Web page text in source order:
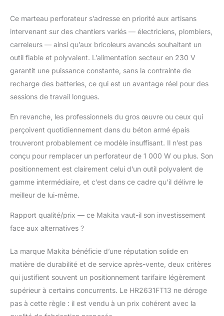
Ce marteau perforateur s’adresse en priorité aux artisans
intervenant sur des chantiers variés — électriciens, plombiers,
carreleurs — ainsi qu’aux bricoleurs avancés souhaitant un
outil fiable et polyvalent. L’alimentation secteur en 230 V
garantit une puissance constante, sans la contrainte de
recharge des batteries, ce qui est un avantage réel pour des
sessions de travail longues.
En revanche, les professionnels du gros œuvre ou ceux qui
perçoivent quotidiennement dans du béton armé épais
trouveront probablement ce modèle insuffisant. Il n’est pas
conçu pour remplacer un perforateur de 1 000 W ou plus. Son
positionnement est clairement celui d’un outil polyvalent de
gamme intermédiaire, et c’est dans ce cadre qu’il délivre le
meilleur de lui-même.
Rapport qualité/prix — ce Makita vaut-il son investissement
face aux alternatives ?
La marque Makita bénéficie d’une réputation solide en
matière de durabilité et de service après-vente, deux critères
qui justifient souvent un positionnement tarifaire légèrement
supérieur à certains concurrents. Le HR2631FT13 ne déroge
pas à cette règle : il est vendu à un prix cohérent avec la